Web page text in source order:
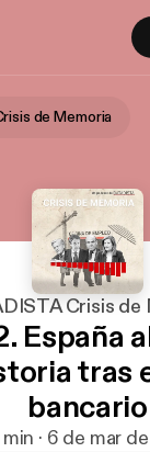
de Memoria
Crisis de
España
tras
bancario
· 6 de mar